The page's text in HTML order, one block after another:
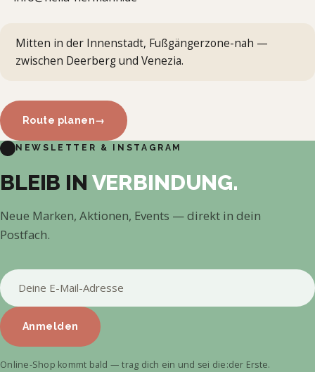
Mitten in der Innenstadt, Fußgängerzone-nah —
zwischen Deerberg und Venezia.
Route planen→
NEWSLETTER & INSTAGRAM
BLEIB IN VERBINDUNG.
Neue Marken, Aktionen, Events — direkt in dein
Postfach.
Anmelden
Online-Shop kommt bald — trag dich ein und sei die:der Erste.